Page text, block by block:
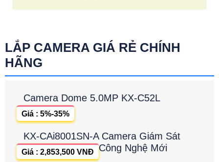
LẮP CAMERA GIÁ RẺ CHÍNH
HÃNG
Camera Dome 5.0MP KX-C52L
Giá : 5%-35%
KX-CAi8001SN-A Camera Giám Sát
Công Nghệ Mới
Giá : 2,853,500 VNĐ